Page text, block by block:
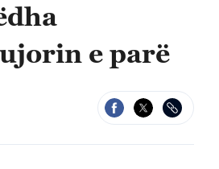
e parë